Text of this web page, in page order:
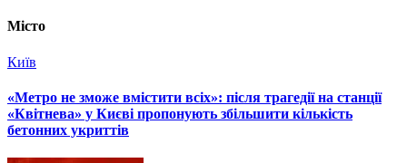
Місто
Київ
«Метро не зможе вмістити всіх»: після трагедії на станції
«Квітнева» у Києві пропонують збільшити кількість
бетонних укриттів